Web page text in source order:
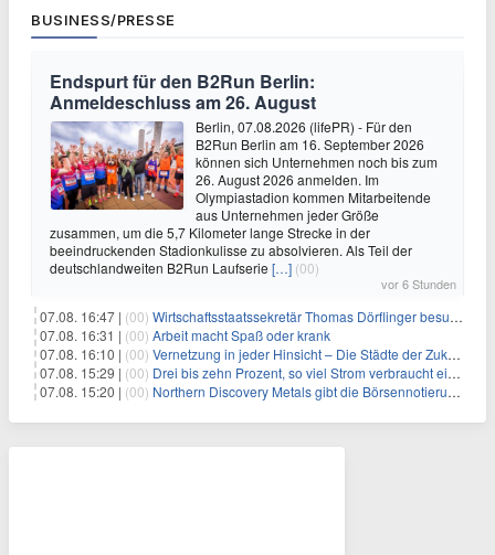
BUSINESS/PRESSE
Endspurt für den B2Run Berlin:
Anmeldeschluss am 26. August
Berlin, 07.08.2026 (lifePR) - Für den
B2Run Berlin am 16. September 2026
können sich Unternehmen noch bis zum
26. August 2026 anmelden. Im
Olympiastadion kommen Mitarbeitende
aus Unternehmen jeder Größe
zusammen, um die 5,7 Kilometer lange Strecke in der
beeindruckenden Stadionkulisse zu absolvieren. Als Teil der
deutschlandweiten B2Run Laufserie […] (00)
vor 6 Stunden
07.08. 16:47 | (00) Wirtschaftsstaatssekretär Thomas Dörflinger besucht Handwerksbetrieb im Kammerbezirk Freiburg
07.08. 16:31 | (00) Arbeit macht Spaß oder krank
07.08. 16:10 | (00) Vernetzung in jeder Hinsicht – Die Städte der Zukunft sind grün-blau
07.08. 15:29 | (00) Drei bis zehn Prozent, so viel Strom verbraucht ein Aufzug im Gebäude
07.08. 15:20 | (00) Northern Discovery Metals gibt die Börsennotierung an der Frankfurter Wertpapierbörse bekannt